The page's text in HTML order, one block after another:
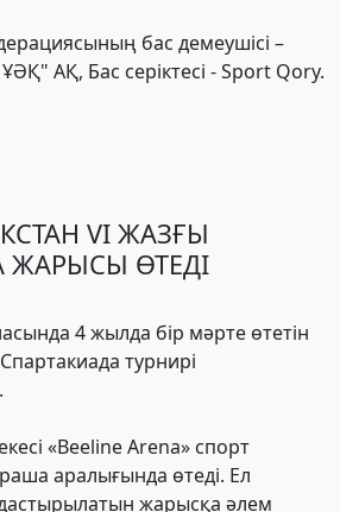
бас демеушісі –
АҚ, Бас серіктесі - Sport Qory.
VI ЖАЗҒЫ
ЖАРЫСЫ ӨТЕДІ
4 жылда бір мәрте өтетін
турнирі
«Beeline Arena» спорт
аралығында өтеді. Ел
жарысқа әлем